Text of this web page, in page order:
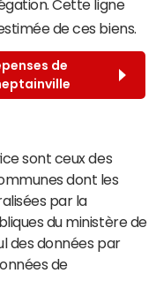
Cette ligne
de ces biens.
de
sont ceux des
dont les
par la
du ministère de
des données par
de